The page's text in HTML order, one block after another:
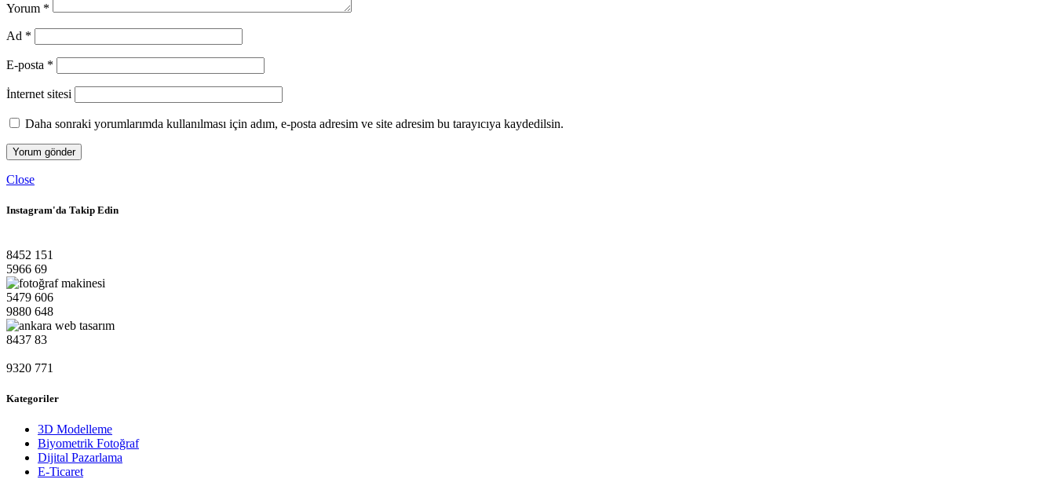
Yorum *
Ad *
E-posta *
İnternet sitesi
Daha sonraki yorumlarımda kullanılması için adım, e-posta adresim ve site adresim bu tarayıcıya kaydedilsin.
Close
Instagram'da Takip Edin
8452 151
5966 69
5479 606
9880 648
8437 83
9320 771
Kategoriler
3D Modelleme
Biyometrik Fotoğraf
Dijital Pazarlama
E-Ticaret